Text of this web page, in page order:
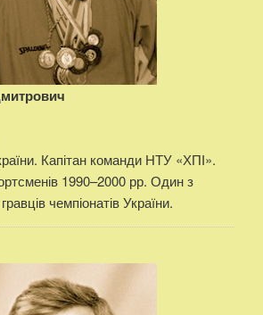
Капітан команди НТУ «ХПІ».
1990–2000 рр. Один з
чемпіонатів України.